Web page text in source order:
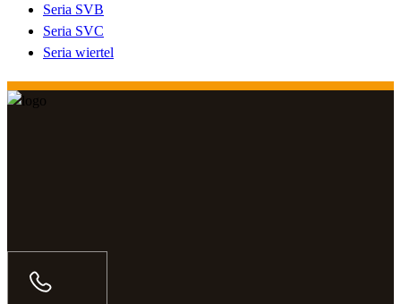
Seria SVB
Seria SVC
Seria wiertel